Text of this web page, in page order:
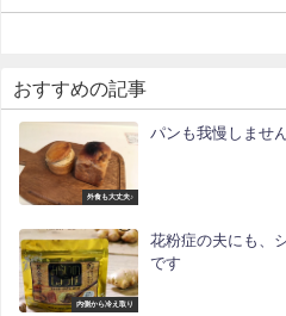
おすすめの記事
外食も大丈夫♪
パンも我慢しませ
内側から冷え取り
花粉症の夫にも、
です